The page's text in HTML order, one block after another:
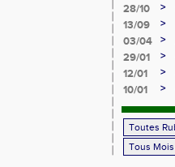
28/10
>
13/09
>
03/04 >
29/01
>
12/01 >
10/01
>